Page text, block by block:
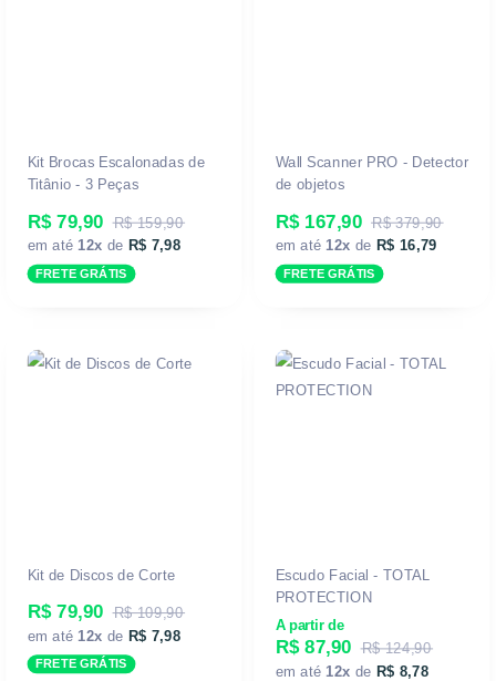
Kit Brocas Escalonadas de
Titânio - 3 Peças
R$ 79,90 R$ 159,90
em até 12x de R$ 7,98
FRETE GRÁTIS
Wall Scanner PRO - Detector
de objetos
R$ 167,90 R$ 379,90
em até 12x de R$ 16,79
FRETE GRÁTIS
Kit de Discos de Corte
R$ 79,90 R$ 109,90
em até 12x de R$ 7,98
FRETE GRÁTIS
Escudo Facial - TOTAL
PROTECTION
A partir de
R$ 87,90
R$ 124,90
em até 12x de R$ 8,78